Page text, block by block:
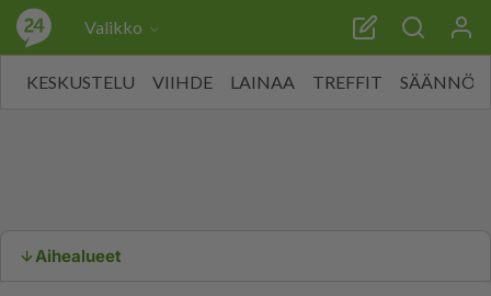
Valikko
KESKUSTELU VIIHDE LAINAA TREFFIT SÄÄNNÖT
Aihealueet